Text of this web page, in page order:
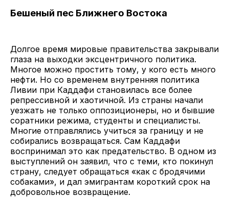
Бешеный пес Ближнего Востока
Долгое время мировые правительства закрывали
глаза на выходки эксцентричного политика.
Многое можно простить тому, у кого есть много
нефти. Но со временем внутренняя политика
Ливии при Каддафи становилась все более
репрессивной и хаотичной. Из страны начали
уезжать не только оппозиционеры, но и бывшие
соратники режима, студенты и специалисты.
Многие отправлялись учиться за границу и не
собирались возвращаться. Сам Каддафи
воспринимал это как предательство. В одном из
выступлений он заявил, что с теми, кто покинул
страну, следует обращаться «как с бродячими
собаками», и дал эмигрантам короткий срок на
добровольное возвращение.